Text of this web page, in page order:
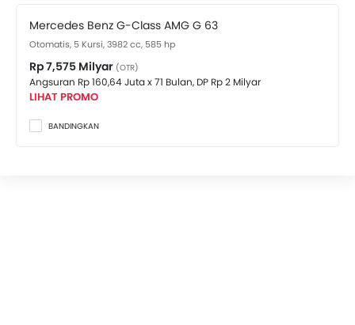
Mercedes Benz G-Class AMG G 63
Otomatis, 5 Kursi, 3982 cc, 585 hp
Rp 7,575 Milyar (OTR)
Angsuran Rp 160,64 Juta x 71 Bulan, DP Rp 2 Milyar
LIHAT PROMO
BANDINGKAN